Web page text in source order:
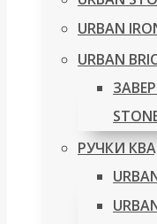
URBAN
URBAN
РУЧКИ